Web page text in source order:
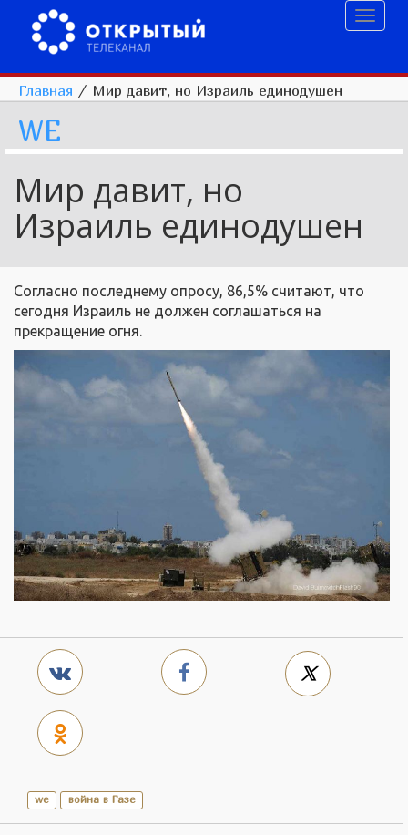
Главная / Мир давит, но Израиль единодушен
WE
Мир давит, но
Израиль единодушен
Согласно последнему опросу, 86,5% считают, что
сегодня Израиль не должен соглашаться на
прекращение огня.
we война в Газе